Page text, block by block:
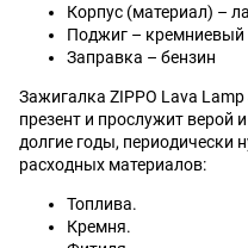
Корпус (материал) –
Поджиг – кремниевый
Заправка – бензин
Зажигалка ZIPPO Lava
презент и прослужит верой
долгие годы, периодически
расходных материалов:
Топлива.
Кремня.